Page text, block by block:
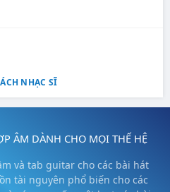
NHẠC SĨ
ÂM DÀNH CHO MỌI THẾ HỆ
và tab guitar cho các bài hát
tài nguyên phổ biến cho các